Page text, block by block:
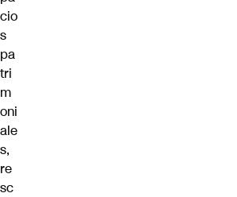
cio
s
pa
tri
m
oni
ale
s,
re
sc